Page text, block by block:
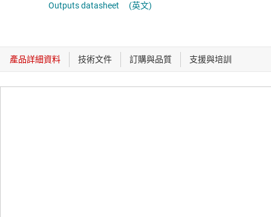
Outputs datasheet
(英文)